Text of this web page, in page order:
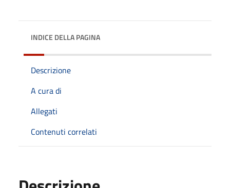
INDICE DELLA PAGINA
Descrizione
A cura di
Allegati
Contenuti correlati